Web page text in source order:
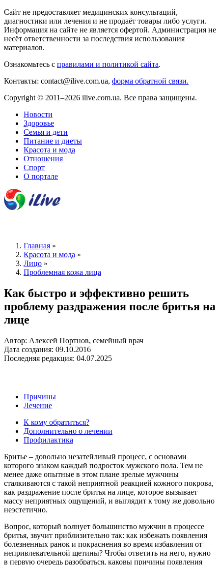
Сайт не предоставляет медицинских консультаций,
диагностики или лечения и не продаёт товары либо услуги.
Информация на сайте не является офертой. Администрация не
несёт ответственности за последствия использования
материалов.
Ознакомьтесь с правилами и политикой сайта.
Контакты: contact@ilive.com.ua, форма обратной связи.
Copyright © 2011–2026 ilive.com.ua. Все права защищены.
Новости
Здоровье
Семья и дети
Питание и диеты
Красота и мода
Отношения
Спорт
О портале
Главная »
Красота и мода »
Лицо »
Проблемная кожа лица
Как быстро и эффективно решить
проблему раздражения после бритья на
лице
Автор: Алексей Портнов, семейный врач
Дата создания: 09.10.2016
Последняя редакция: 04.07.2025
Причины
Лечение
К кому обратиться?
Дополнительно о лечении
Профилактика
Бритье – довольно незатейливый процесс, с основами
которого знаком каждый подросток мужского пола. Тем не
менее даже опытные в этом плане зрелые мужчины
сталкиваются с такой неприятной реакцией кожного покрова,
как раздражение после бритья на лице, которое вызывает
массу неприятных ощущений, и выглядит к тому же довольно
неэстетично.
Вопрос, который волнует большинство мужчин в процессе
бритья, звучит приблизительно так: как избежать появления
болезненных ранок и покраснения во время избавления от
непривлекательной щетины? Чтобы ответить на него, нужно
в первую очередь разобраться, каковы причины появления